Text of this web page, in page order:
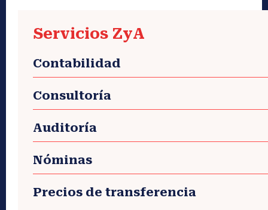
Servicios ZyA
Contabilidad
Consultoría
Auditoría
Nóminas
Precios de transferencia